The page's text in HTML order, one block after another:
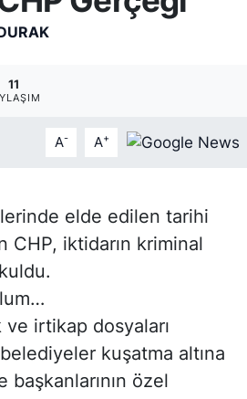
11
A- A+
elde edilen tarihi
CHP, iktidarın kriminal
irtikap dosyaları
kuşatma altına
başkanlarının özel
Haritası